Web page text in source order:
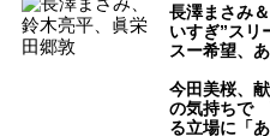
長澤まさみ
いすぎ”ス
スー希望、
今田美桜、
の気持ちで
る立場に「